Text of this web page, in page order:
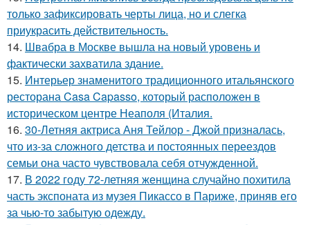
только зафиксировать черты лица, но и слегка
приукрасить действительность.
14. Швабра в Москве вышла на новый уровень и
фактически захватила здание.
15. Интерьер знаменитого традиционного итальянского
ресторана Casa Capasso, который расположен в
историческом центре Неаполя (Италия.
16. 30-Летняя актриса Аня Тейлор - Джой призналась,
что из-за сложного детства и постоянных переездов
семьи она часто чувствовала себя отчужденной.
17. В 2022 году 72-летняя женщина случайно похитила
часть экспоната из музея Пикассо в Париже, приняв его
за чью-то забытую одежду.